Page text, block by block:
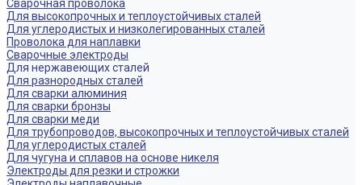
Сварочная проволока
Для высокопрочных и теплоустойчивых сталей
Для углеродистых и низколегированных сталей
Проволока для наплавки
Сварочные электроды
Для нержавеющих сталей
Для разнородных сталей
Для сварки алюминия
Для сварки бронзы
Для сварки меди
Для трубопроводов, высокопрочных и теплоустойчивых сталей
Для углеродистых сталей
Для чугуна и сплавов на основе никеля
Электроды для резки и строжки